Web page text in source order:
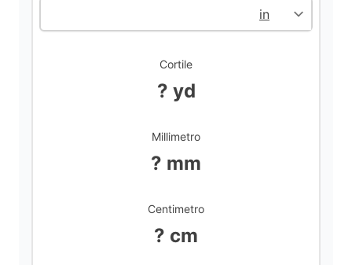
d
e
o
Cortile
? yd
Millimetro
? mm
Centimetro
? cm